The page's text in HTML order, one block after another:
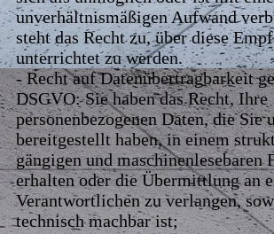
unverhältnismäßigen Aufwand
steht das Recht zu, über diese
unterrichtet zu werden.
- Recht auf Datenübertragbarkeit
DSGVO: Sie haben das Recht, Ihre
personenbezogenen Daten, die Sie
bereitgestellt haben, in einem
gängigen und maschinenlesebaren
erhalten oder die Übermittlung an
Verantwortlichen zu verlangen,
technisch machbar ist;